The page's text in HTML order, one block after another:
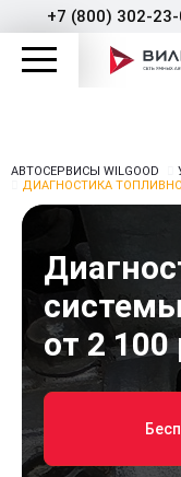
+7 (800) 302-
АВТОСЕРВИСЫ WILGOOD
ДИАГНОСТИКА
от 2 100